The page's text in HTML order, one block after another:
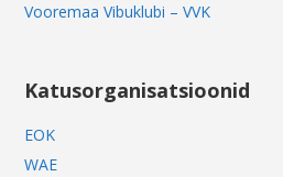
Vooremaa Vibuklubi – VVK
Katusorganisatsioonid
EOK
WAE